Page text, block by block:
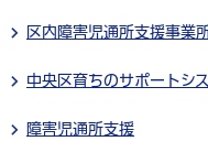
区内障害児通所支援事業
中央区育ちのサポートシ
障害児通所支援